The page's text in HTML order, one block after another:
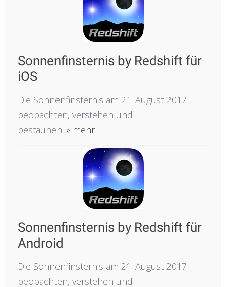
Sonnenfinsternis by Redshift für
iOS
Die Sonnenfinsternis am 21. August 2017
beobachten, verstehen und
bestaunen! » mehr
Sonnenfinsternis by Redshift für
Android
Die Sonnenfinsternis am 21. August 2017
beobachten, verstehen und